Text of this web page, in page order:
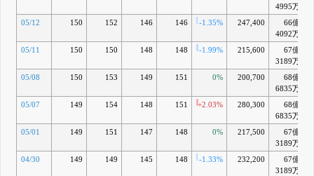
4995万
05/12
150 152 146 146 -1.35% 247,400
66億
4092万
05/11 150 150 148 148 -1.99% 215,600
67億
3189万
05/08 150 153 149 151 0% 200,700
68億
6835万
05/07 149 154 148 151 +2.03% 280,300
68億
6835万
05/01 149 151 147 148 0% 217,500
67億
3189万
04/30
149 149 145 148 -1.33% 232,200
67億
3189万